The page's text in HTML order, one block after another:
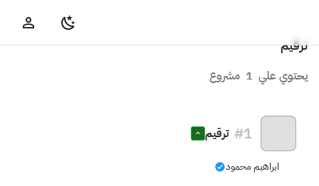
ترقيم
يحتوي علي 1 مشروع
#1 ترقيم
ابراهيم محمود